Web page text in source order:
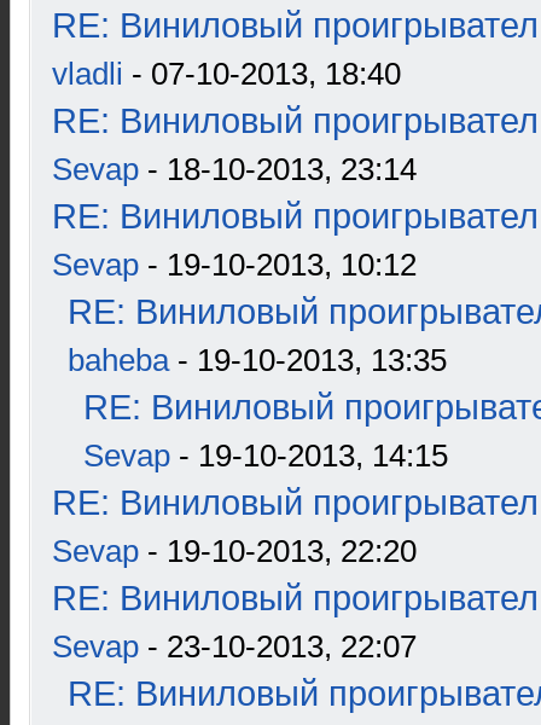
RE: Виниловый
vladli - 07-10-2013, 18:40
RE: Виниловый
Sevap - 18-10-2013, 23:14
RE: Виниловый
Sevap - 19-10-2013, 10:12
RE: Виниловый
baheba- 19-10-2013, 13:35
RE: Виниловый
Sevap - 19-10-2013, 14:15
RE: Виниловый
Sevap - 19-10-2013, 22:20
RE: Виниловый
Sevap - 23-10-2013, 22:07
RE: Виниловый